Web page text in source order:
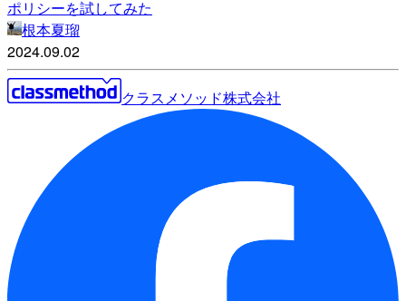
ポリシーを試してみた
根本夏瑠
2024.09.02
クラスメソッド株式会社